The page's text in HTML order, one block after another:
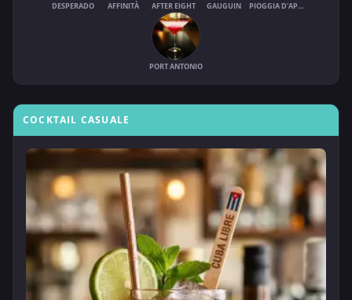
DESPERADO AFFINITÀ AFTER EIGHT GAUGUIN PIOGGIA D'APRILE
PORT ANTONIO
COCKTAIL CASUALE